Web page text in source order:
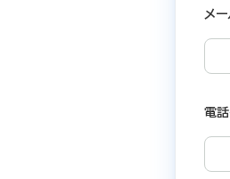
メー
電